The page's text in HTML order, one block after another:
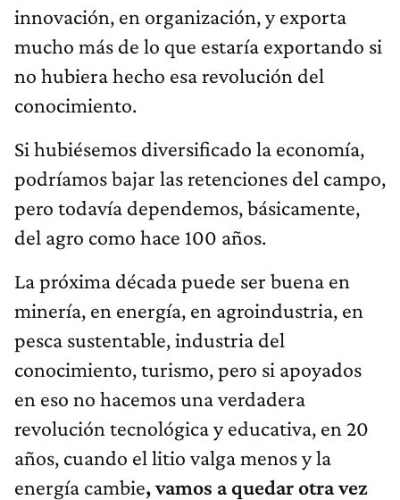
innovación, en organización, y exporta
mucho más de lo que estaría exportando si
no hubiera hecho esa revolución del
conocimiento.
Si hubiésemos diversificado la economía,
podríamos bajar las retenciones del campo,
pero todavía dependemos, básicamente,
del agro como hace 100 años.
La próxima década puede ser buena en
minería, en energía, en agroindustria, en
pesca sustentable, industria del
conocimiento, turismo, pero si apoyados
en eso no hacemos una verdadera
revolución tecnológica y educativa, en 20
años, cuando el litio valga menos y la
energía cambie, vamos a quedar otra vez